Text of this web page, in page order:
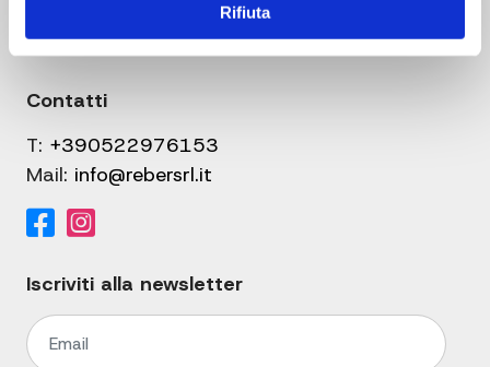
Rifiuta
Download
Contatti
T: +390522976153
Mail: info@rebersrl.it
Iscriviti alla newsletter